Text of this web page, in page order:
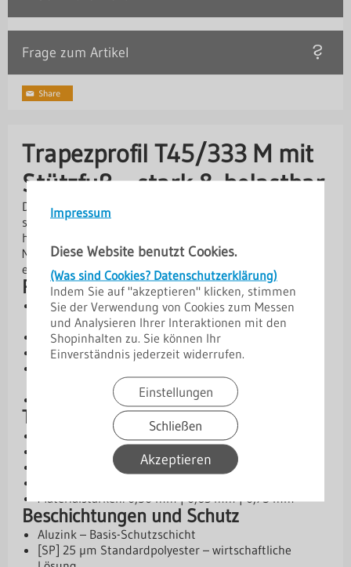
Impressum
Diese Website benutzt Cookies.
(Was sind Cookies? Datenschutzerklärung)
Indem Sie auf "akzeptieren" klicken, stimmen
Sie der Verwendung von Cookies zum Messen
und Analysieren Ihrer Interaktionen mit den
Shopinhalten zu. Sie können Ihr
Einverständnis jederzeit widerrufen.
Einstellungen
Schließen
Akzeptieren
Frage zum Artikel
Trapezprofil T45/333 M mit
Stützfuß – stark & belastbar
Das Trapezprofil T45/333 M mit Stützfuß ist besonders
stabil und eignet sich hervorragend für Dächer mit
höheren statischen Anforderungen. Durch verschiedene
Materialstärken und hochwertige Beschichtungen bietet
es eine langlebige und zuverlässige Lösung.
Produktvorteile
Profilhöhe 45 mm für hohe Stabilität - stark &
belastbar
Deckbreite 1000 mm für effiziente Verlegung
Einfachere Montage durch Stützfuß
Einsatzmöglichkeiten
10 Jahre Herstellergarantie
Technische Daten
Profilhöhe: 45 mm
Deckbreite: 1000 mm
Gesamtbreite: 1060 mm
Materialstärken: 0,50 mm | 0,63 mm | 0,75 mm
Beschichtungen und Schutz
Aluzink – Basis-Schutzschicht
[SP] 25 µm Standardpolyester – wirtschaftliche